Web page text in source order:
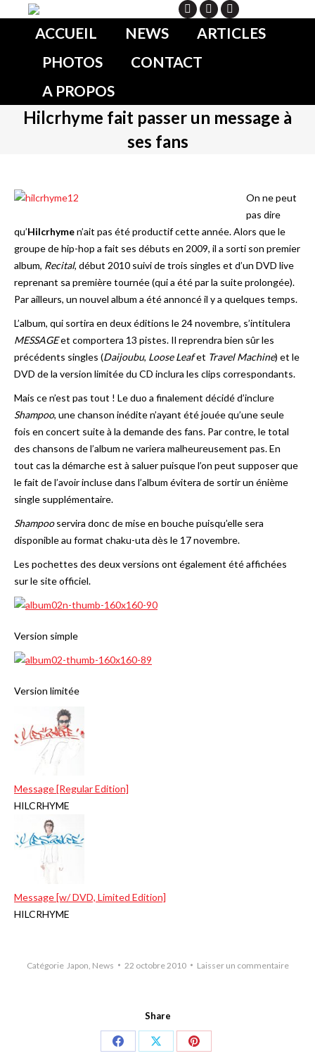
ACCUEIL NEWS
ARTICLES
PHOTOS
CONTACT
A PROPOS
Hilcrhyme fait passer un message à
ses fans
On ne peut
pas dire
qu’Hilcrhymen’ait pas été productif cette année. Alors que le
groupe de hip-hop a fait ses débuts en 2009, il a sorti son premier
album, Recital, début 2010 suivi de trois singles et d’un DVD live
reprenant sa première tournée (qui a été par la suite prolongée).
Par ailleurs, un nouvel album a été annoncé il y a quelques temps.
L’album, qui sortira en deux éditions le 24 novembre, s’intitulera
MESSAGEet comportera 13 pistes. Il reprendra bien sûr les
précédents singles (Daijoubu, Loose Leafet Travel Machine) et le
DVD de la version limitée du CD inclura les clips correspondants.
Mais ce n’est pas tout ! Le duo a finalement décidé d’inclure
Shampoo, une chanson inédite n’ayant été jouée qu’une seule
fois en concert suite à la demande des fans. Par contre, le total
des chansons de l’album ne variera malheureusement pas. En
tout cas la démarche est à saluer puisque l’on peut supposer que
le fait de l’avoir incluse dans l’album évitera de sortir un énième
single supplémentaire.
Shampooservira donc de mise en bouche puisqu’elle sera
disponible au format chaku-uta dès le 17 novembre.
Les pochettes des deux versions ont également été affichées
sur le site officiel.
Version simple
Version limitée
Message [Regular Edition]
HILCRHYME
Message [w/ DVD, Limited Edition]
HILCRHYME
Catégorie Japon News 22 octobre 2010 Laisser un commentaire
Share
Share
Share
Share